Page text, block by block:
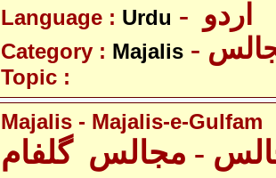
Language : Urdu
Category : Majalis
Topic :
Majalis - Majalis-e-Gulfam